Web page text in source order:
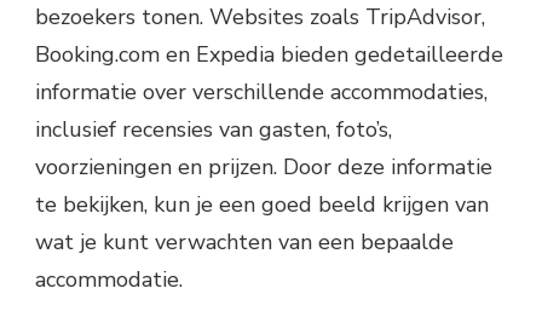
bezoekers tonen. Websites zoals TripAdvisor,
Booking.com en Expedia bieden gedetailleerde
informatie over verschillende accommodaties,
inclusief recensies van gasten, foto’s,
voorzieningen en prijzen. Door deze informatie
te bekijken, kun je een goed beeld krijgen van
wat je kunt verwachten van een bepaalde
accommodatie.